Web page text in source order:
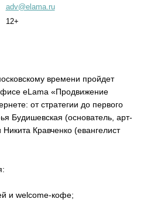
adv@elama.ru
12+
времени пройдет
eLama «Продвижение
от стратегии до первого
Будишевская (основатель, арт-
Кравченко (евангелист
и welcome-кофе;